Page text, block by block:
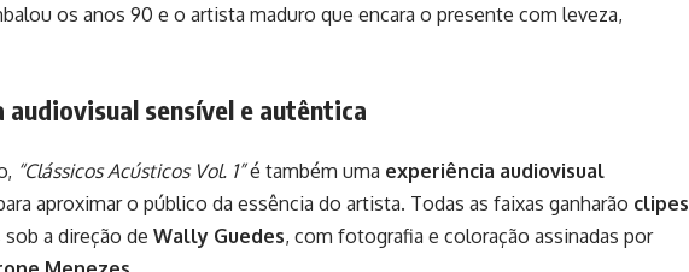
os anos 90 e o artista maduro que encara o presente com leveza,
audiovisual sensível e autêntica
“Clássicos Acústicos Vol. 1”é também uma experiência audiovisual
aproximar o público da essência do artista. Todas as faixas ganharão clipes
sob a direção de Wally Guedes, com fotografia e coloração assinadas por